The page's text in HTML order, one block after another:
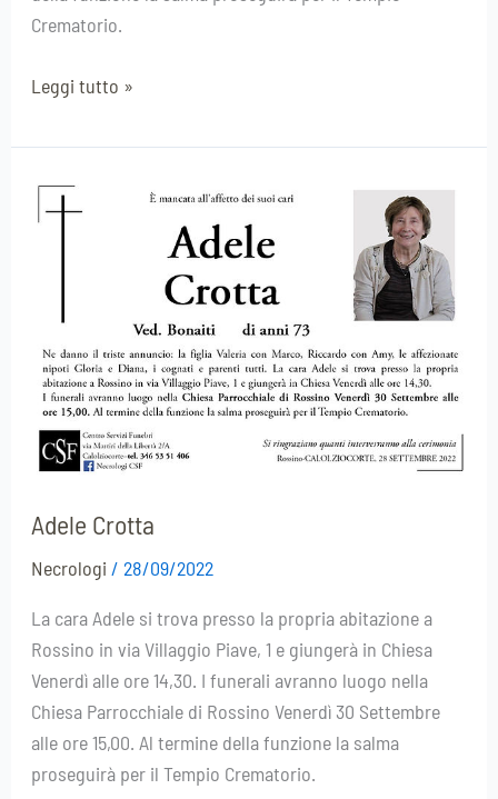
Crematorio.
Leggi tutto »
Adele Crotta
Necrologi / 28/09/2022
La cara Adele si trova presso la propria abitazione a
Rossino in via Villaggio Piave, 1 e giungerà in Chiesa
Venerdì alle ore 14,30. I funerali avranno luogo nella
Chiesa Parrocchiale di Rossino Venerdì 30 Settembre
alle ore 15,00. Al termine della funzione la salma
proseguirà per il Tempio Crematorio.
Adele
Crotta